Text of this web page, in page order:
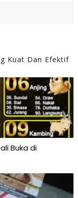
Kuat Dan Efektif
Buka di